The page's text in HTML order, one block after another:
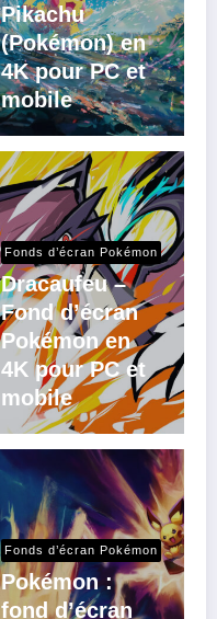
Pikachu
(Pokémon) en
4K pour PC et
mobile
Fonds d’écran Pokémon
Dracaufeu –
Fond d’écran
Pokémon en
4K pour PC et
mobile
Fonds d’écran Pokémon
Pokémon :
fond d’écran